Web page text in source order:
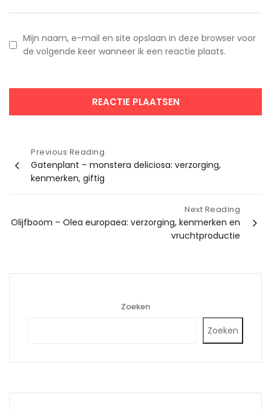
Mijn naam, e-mail en site opslaan in deze browser voor
de volgende keer wanneer ik een reactie plaats.
Bericht
navigatie
Previous Reading
Gatenplant – monstera deliciosa: verzorging,
kenmerken, giftig
Next Reading
Olijfboom – Olea europaea: verzorging, kenmerken en
vruchtproductie
Zoeken
Zoeken